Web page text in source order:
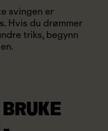
svingen er
Hvis du drømmer
triks, begynn
BRUKE